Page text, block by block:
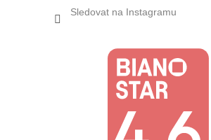
Sledovat na Instagramu